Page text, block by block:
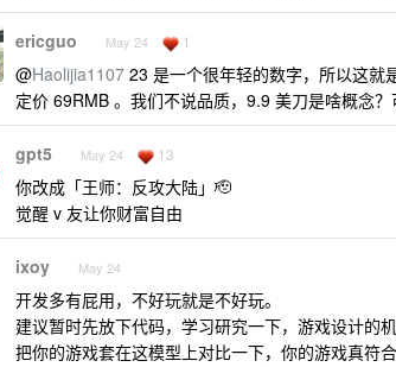
ericguo May 24 1
@Haolijia1107 23 是一个很年轻的数字，所以这就
定价 69RMB 。我们不说品质，9.9 美刀是啥概念？
gpt5 May 24 13
你改成「王师：反攻大陆」🫡
觉醒 v 友让你财富自由
ixoy May 24
开发多有屁用，不好玩就是不好玩。
建议暂时先放下代码，学习研究一下，游戏设计的
把你的游戏套在这模型上对比一下，你的游戏真符合